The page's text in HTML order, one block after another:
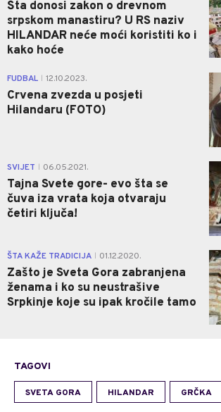
Šta donosi zakon o drevnom
srpskom manastiru? U RS naziv
HILANDAR neće moći koristiti ko i
kako hoće
FUDBAL 12.10.2023.
Crvena zvezda u posjeti
Hilandaru (FOTO)
SVIJET 06.05.2021.
Tajna Svete gore- evo šta se
čuva iza vrata koja otvaraju
četiri ključa!
ŠTA KAŽE TRADICIJA 01.12.2020.
Zašto je Sveta Gora zabranjena
ženama i ko su neustrašive
Srpkinje koje su ipak kročile tamo
TAGOVI
SVETA GORA HILANDAR GRČKA